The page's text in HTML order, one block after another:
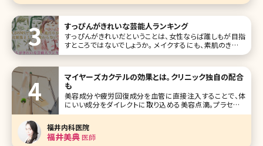
すっぴんがきれいな芸能人ランキング
すっぴんがきれいだということは、女性ならば誰しもが目指
すところではないでしょうか。 メイクするにも、素肌のきれい
さは大きな影響を与えますので、前提としてもそこはしっかり
像もよく公開されていますが、今回はその中でもすっぴんが
きれいな芸能人をラ
マイヤーズカクテルの効果とは。クリニック独自の配合
も
美容成分や疲労回復成分を血管に直接注入することで、体
にいい成分をダイレクトに取り込める美容点滴。プラセンタ
点滴やにんにく点滴などが有名ですが、不足しがちなビタミ
ンやミネラルを点滴するマイヤーズカクテルも根強い人気の
ある治療方法です。日本での知
福井内科医院
福井美典医師